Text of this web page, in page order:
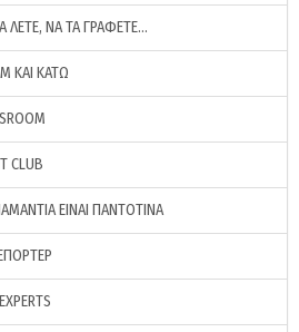
ΛΕΤΕ, ΝΑ ΤΑ ΓΡΑΦΕΤΕ…
ΚΑΙ ΚΑΤΩ
CLUB
ΕΙΝΑΙ ΠΑΝΤΟΤΙΝΑ